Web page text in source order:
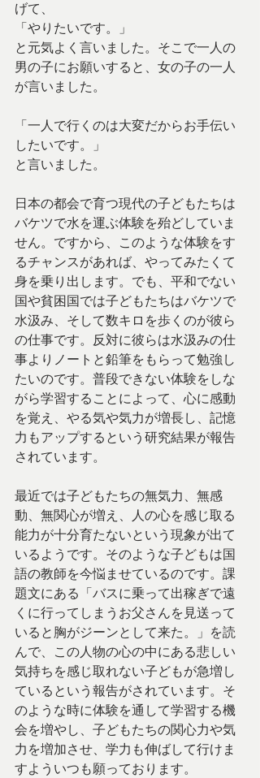
げて、
「やりたいです。」
と元気よく言いました。そこで一人の
男の子にお願いすると、女の子の一人
が言いました。
「一人で行くのは大変だからお手伝い
したいです。」
と言いました。
日本の都会で育つ現代の子どもたちは
バケツで水を運ぶ体験を殆どしていま
せん。ですから、このような体験をす
るチャンスがあれば、やってみたくて
身を乗り出します。でも、平和でない
国や貧困国では子どもたちはバケツで
水汲み、そして数キロを歩くのが彼ら
の仕事です。反対に彼らは水汲みの仕
事よりノートと鉛筆をもらって勉強し
たいのです。普段できない体験をしな
がら学習することによって、心に感動
を覚え、やる気や気力が増長し、記憶
力もアップするという研究結果が報告
されています。
最近では子どもたちの無気力、無感
動、無関心が増え、人の心を感じ取る
能力が十分育たないという現象が出て
いるようです。そのような子どもは国
語の教師を今悩ませているのです。課
題文にある「バスに乗って出稼ぎで遠
くに行ってしまうお父さんを見送って
いると胸がジーンとして来た。」を読
んで、この人物の心の中にある悲しい
気持ちを感じ取れない子どもが急増し
ているという報告がされています。そ
のような時に体験を通して学習する機
会を増やし、子どもたちの関心力や気
力を増加させ、学力も伸ばして行けま
すよういつも願っております。